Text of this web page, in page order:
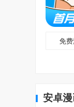
免
安卓